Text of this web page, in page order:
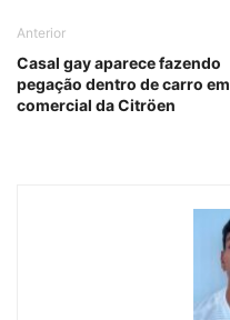
Anterior
Casal gay aparece fazendo
pegação dentro de carro em
comercial da Citröen